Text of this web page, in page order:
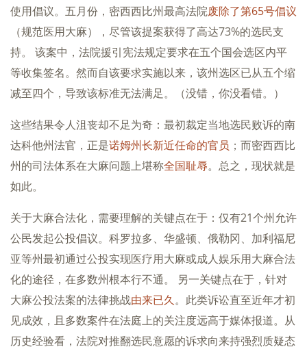
使用倡议。五月份，密西西比州最高法院废除了第65号倡议
（规范医用大麻），尽管该提案获得了高达73%的选民支
持。 该案中，法院援引宪法规定要求在五个国会选区内平
等收集签名。然而自该要求实施以来，该州选区已从五个缩
减至四个，导致该标准无法满足。（没错，你没看错。）
这些结果令人沮丧却不足为奇：最初裁定当地选民败诉的南
达科他州法官，正是诺姆州长新近任命的官员 ；而密西西比
州的司法体系在大麻问题上堪称全国耻辱。总之，现状就是
如此。
关于大麻合法化，需要理解的关键点在于：仅有21个州允许
公民发起公投倡议。科罗拉多、华盛顿、俄勒冈、加利福尼
亚等州最初通过公投实现医疗用大麻或成人娱乐用大麻合法
化的途径，在多数州根本行不通。 另一关键点在于，针对
大麻公投法案的法律挑战由来已久。此类诉讼直至近年才初
见成效，且多数案件在法庭上的关注度远高于媒体报道。从
历史经验看，法院对推翻选民意愿的诉求向来持强烈质疑态